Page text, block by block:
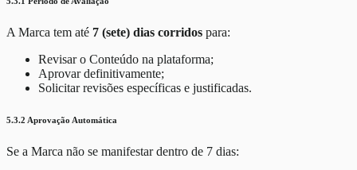
A Marca tem até 7 (sete) dias corridos para:
Revisar o Conteúdo na plataforma;
Aprovar definitivamente;
Solicitar revisões específicas e justificadas.
5.3.2 Aprovação Automática
Se a Marca não se manifestar dentro de 7 dias: